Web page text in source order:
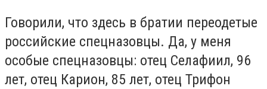
Говорили, что здесь в братии переодетые
российские спецназовцы. Да, у меня
особые спецназовцы: отец Селафиил, 96
лет, отец Карион, 85 лет, отец Трифон